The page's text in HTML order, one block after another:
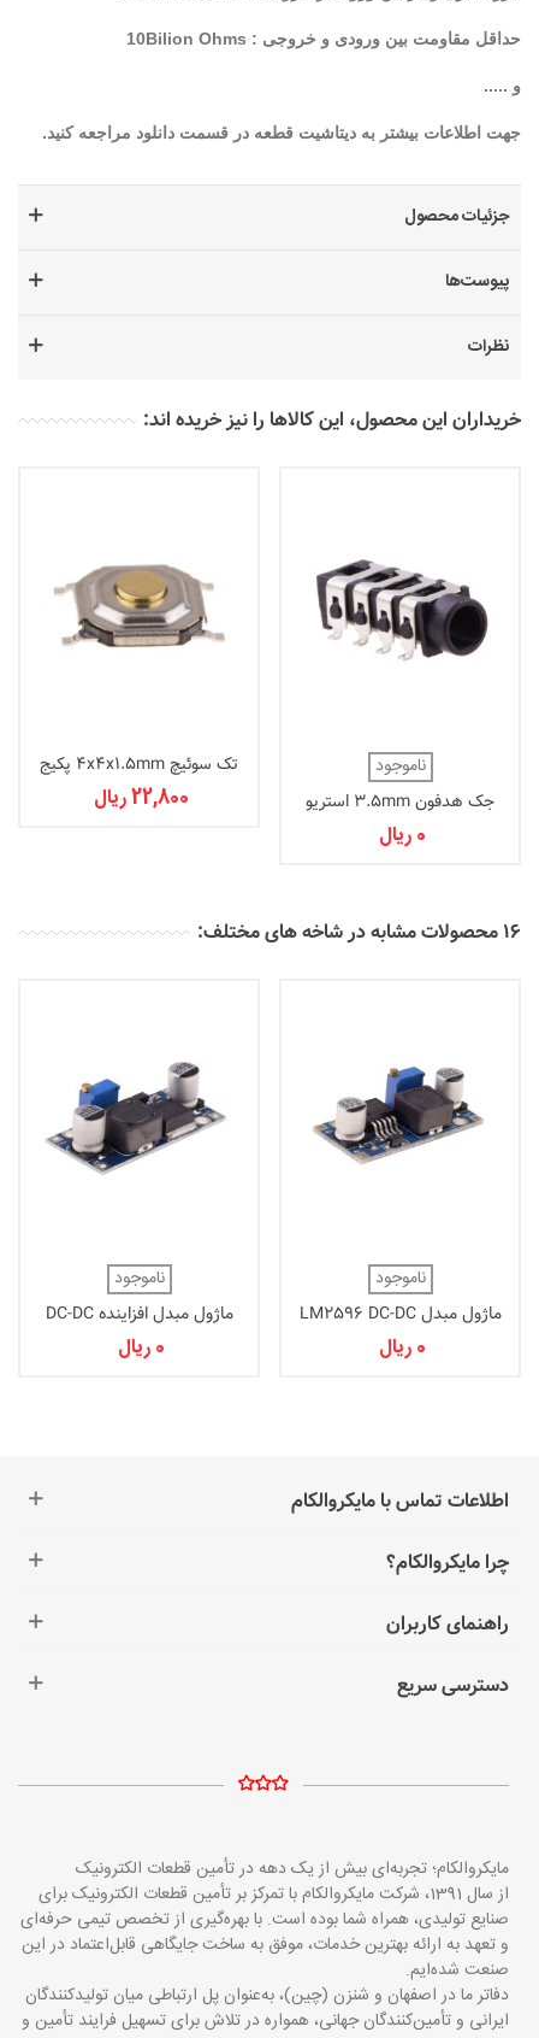
حداقل مقاومت بین ورودی و خروجی : 10Bilion Ohms
و .....
جهت اطلاعات بیشتر به دیتاشیت قطعه در قسمت دانلود مراجعه کنید.
جزئیات محصول
پیوست‌ها
نظرات
خریداران این محصول، این کالاها را نیز خریده اند:
ناموجود
جک هدفون 3.5mm استریو
مدل PJ-313E
0 ریال
تک سوئیچ 4x4x1.5mm پکیج
SMD
22,800 ریال
16 محصولات مشابه در شاخه های مختلف:
ناموجود
ماژول مبدل LM2596 DC-DC
کاهنده
0 ریال
ناموجود
ماژول مبدل افزاینده DC-DC
CN6009
0 ریال
اطلاعات تماس با مایکروالکام
چرا مایکروالکام؟
راهنمای کاربران
دسترسی سریع
مایکروالکام؛ تجربه‌ای بیش از یک دهه در تأمین قطعات الکترونیک
از سال 1391، شرکت مایکروالکام با تمرکز بر تأمین قطعات الکترونیک برای
صنایع تولیدی، همراه شما بوده است. با بهره‌گیری از تخصص تیمی حرفه‌ای
و تعهد به ارائه بهترین خدمات، موفق به ساخت جایگاهی قابل‌اعتماد در این
صنعت شده‌ایم.
دفاتر ما در اصفهان و شنزن (چین)، به‌عنوان پل ارتباطی میان تولیدکنندگان
ایرانی و تأمین‌کنندگان جهانی، همواره در تلاش برای تسهیل فرایند تأمین و